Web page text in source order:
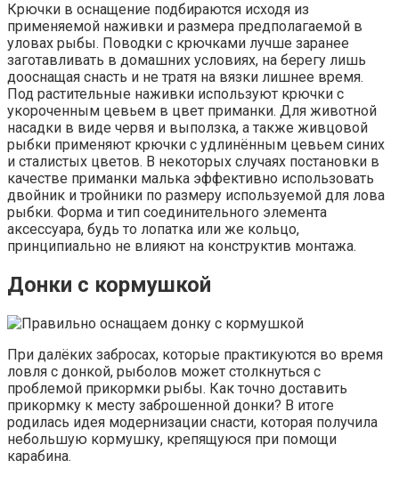
Крючки в оснащение подбираются исходя из
применяемой наживки и размера предполагаемой в
уловах рыбы. Поводки с крючками лучше заранее
заготавливать в домашних условиях, на берегу лишь
дооснащая снасть и не тратя на вязки лишнее время.
Под растительные наживки используют крючки с
укороченным цевьем в цвет приманки. Для животной
насадки в виде червя и выползка, а также живцовой
рыбки применяют крючки с удлинённым цевьем синих
и сталистых цветов. В некоторых случаях постановки в
качестве приманки малька эффективно использовать
двойник и тройники по размеру используемой для лова
рыбки. Форма и тип соединительного элемента
аксессуара, будь то лопатка или же кольцо,
принципиально не влияют на конструктив монтажа.
Донки с кормушкой
При далёких забросах, которые практикуются во время
ловля с донкой, рыболов может столкнуться с
проблемой прикормки рыбы. Как точно доставить
прикормку к месту заброшенной донки? В итоге
родилась идея модернизации снасти, которая получила
небольшую кормушку, крепящуюся при помощи
карабина.